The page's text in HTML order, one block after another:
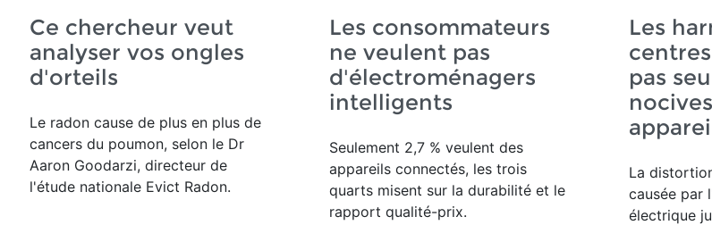
Ce chercheur veut
analyser vos ongles
d'orteils
Le radon cause de plus en plus de
cancers du poumon, selon le Dr
Aaron Goodarzi, directeur de
l'étude nationale Evict Radon.
Les consommateurs
ne veulent pas
d'électroménagers
intelligents
Seulement 2,7 % veulent des
appareils connectés, les trois
quarts misent sur la durabilité et le
rapport qualité-prix.
Les
pas
La
causée par
électrique